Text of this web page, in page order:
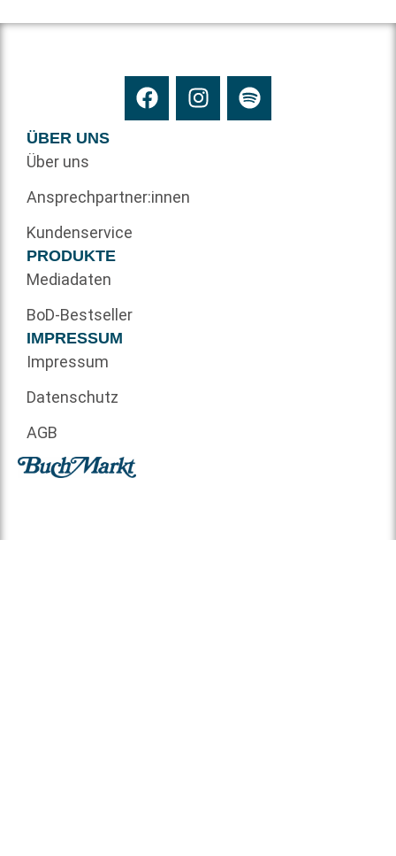
ÜBER UNS
Über uns
Ansprechpartner:innen
Kundenservice
PRODUKTE
Mediadaten
BoD-Bestseller
IMPRESSUM
Impressum
Datenschutz
AGB